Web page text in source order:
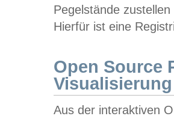
Pegelstände
Hierfür ist eine
Open Source
Visualisierung
Aus der interaktiven